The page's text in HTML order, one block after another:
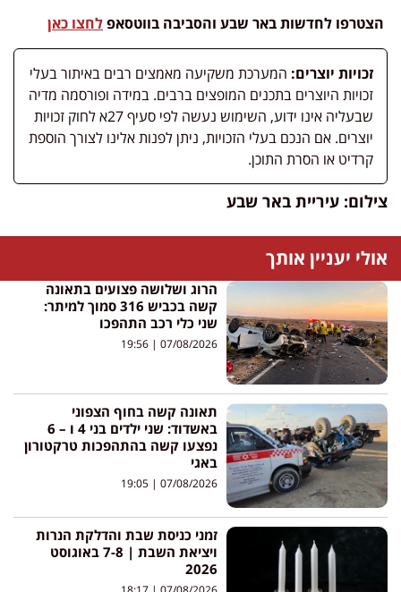
הצטרפו לחדשות באר שבע והסביבה בווטסאפלחצו כאן
זכויות יוצרים: המערכת משקיעה מאמצים רבים באיתור בעלי
זכויות היוצרים בתכנים המופצים ברבים. במידה ופורסמה מדיה
שבעליה אינו ידוע, השימוש נעשה לפי סעיף 27א לחוק זכויות
יוצרים. אם הנכם בעלי הזכויות, ניתן לפנות אלינו לצורך הוספת
קרדיט או הסרת התוכן.
צילום: עיריית באר שבע
אולי יעניין אותך
הרוג ושלושה פצועים בתאונה
קשה בכביש 316 סמוך למיתר:
שני כלי רכב התהפכו
07/08/2026
תאונה קשה בחוף הצפוני
באשדוד: שני ילדים בני 4 ו – 6
נפצעו קשה בהתהפכות טרקטורון
באגי
07/08/2026
זמני כניסת שבת והדלקת הנרות
ויציאת השבת | 7-8 באוגוסט
2026